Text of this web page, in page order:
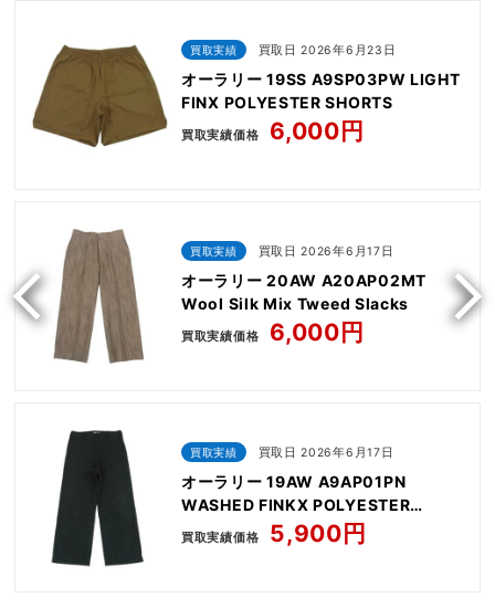
買取実績 買取日 2026年6月23日
オーラリー 19SS A9SP03PW LIGHT
FINX POLYESTER SHORTS
買取実績価格 6,000円
買取実績 買取日 2026年6月17日
オーラリー 20AW A20AP02MT
Wool Silk Mix Tweed Slacks
買取実績価格 6,000円
買取実績 買取日 2026年6月17日
オーラリー 19AW A9AP01PN
WASHED FINKX POLYESTER
CHINO PANTS
買取実績価格 5,900円